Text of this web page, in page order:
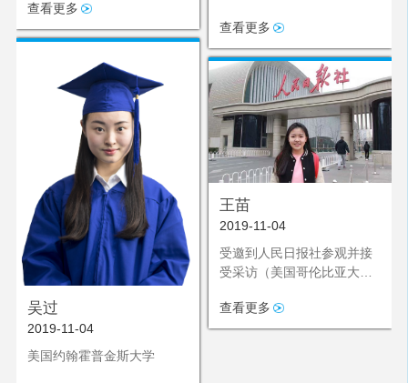
查看更多
查看更多
吴过
2019-11-04
美国约翰霍普金斯大学
王苗
2019-11-04
受邀到人民日报社参观并接
受采访（美国哥伦比亚大学
查看更多